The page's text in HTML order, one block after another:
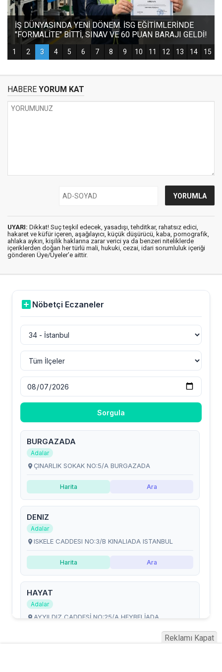
HABERE YORUM KAT
UYARI: Dikkat! Suç teşkil edecek, yasadışı, tehditkar, rahatsız edici,
hakaret ve küfür içeren, aşağılayıcı, küçük düşürücü, kaba, pornografik,
ahlaka aykırı, kişilik haklarına zarar verici ya da benzeri niteliklerde
içeriklerden doğan her türlü mali, hukuki, cezai, idari sorumluluk içeriği
gönderen Üye/Üyeler’e aittir.
Reklamı Kapat